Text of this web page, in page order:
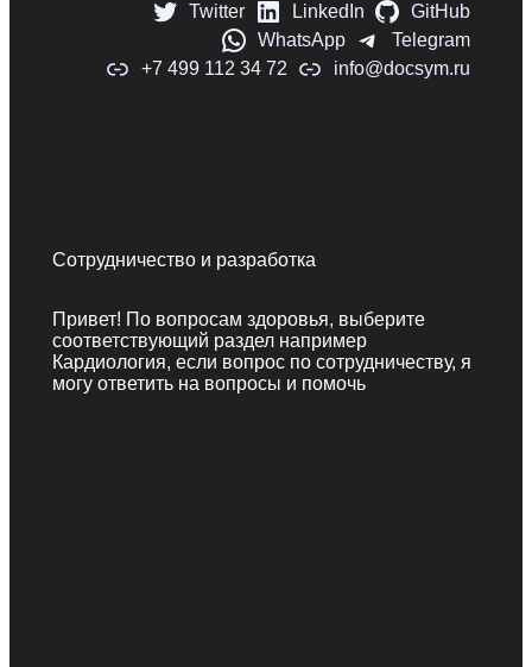
Twitter LinkedIn
GitHub
WhatsApp
Telegram
+7 499 112 34 72
info@docsym.ru
Сотрудничество и разработка
Привет! По вопросам здоровья, выберите
соответствующий раздел например
Кардиология, если вопрос по сотрудничеству, я
могу ответить на вопросы и помочь